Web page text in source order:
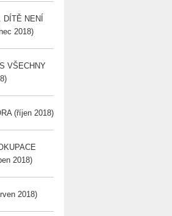
NENÍ
2018)
VŠECHNY
(říjen 2018)
2018)
2018)